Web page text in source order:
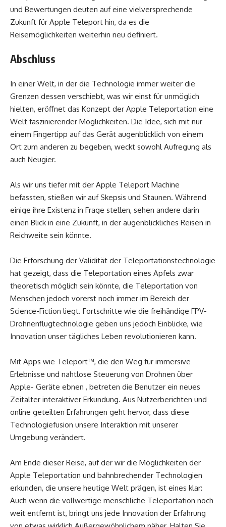
und Bewertungen deuten auf eine vielversprechende
Zukunft für Apple Teleport hin, da es die
Reisemöglichkeiten weiterhin neu definiert.
Abschluss
In einer Welt, in der die Technologie immer weiter die
Grenzen dessen verschiebt, was wir einst für unmöglich
hielten, eröffnet das Konzept der Apple Teleportation eine
Welt faszinierender Möglichkeiten. Die Idee, sich mit nur
einem Fingertipp auf das Gerät augenblicklich von einem
Ort zum anderen zu begeben, weckt sowohl Aufregung als
auch Neugier.
Als wir uns tiefer mit der Apple Teleport Machine
befassten, stießen wir auf Skepsis und Staunen. Während
einige ihre Existenz in Frage stellen, sehen andere darin
einen Blick in eine Zukunft, in der augenblickliches Reisen in
Reichweite sein könnte.
Die Erforschung der Validität der Teleportationstechnologie
hat gezeigt, dass die Teleportation eines Apfels zwar
theoretisch möglich sein könnte, die Teleportation von
Menschen jedoch vorerst noch immer im Bereich der
Science-Fiction liegt. Fortschritte wie die freihändige FPV-
Drohnenflugtechnologie geben uns jedoch Einblicke, wie
Innovation unser tägliches Leben revolutionieren kann.
Mit Apps wie Teleport™, die den Weg für immersive
Erlebnisse und nahtlose Steuerung von Drohnen über
Apple- Geräte ebnen , betreten die Benutzer ein neues
Zeitalter interaktiver Erkundung. Aus Nutzerberichten und
online geteilten Erfahrungen geht hervor, dass diese
Technologiefusion unsere Interaktion mit unserer
Umgebung verändert.
Am Ende dieser Reise, auf der wir die Möglichkeiten der
Apple Teleportation und bahnbrechender Technologien
erkunden, die unsere heutige Welt prägen, ist eines klar:
Auch wenn die vollwertige menschliche Teleportation noch
weit entfernt ist, bringt uns jede Innovation der Erfahrung